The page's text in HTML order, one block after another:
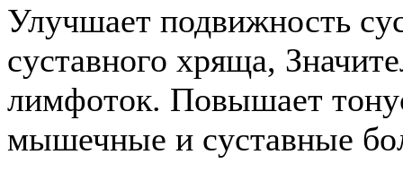
Улучшает подвижность
суставного хряща,
лимфоток. Повышает
мышечные и суставные